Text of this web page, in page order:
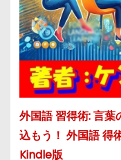
外国語 習得術: 言
込もう！ 外国語 得
Kindle版